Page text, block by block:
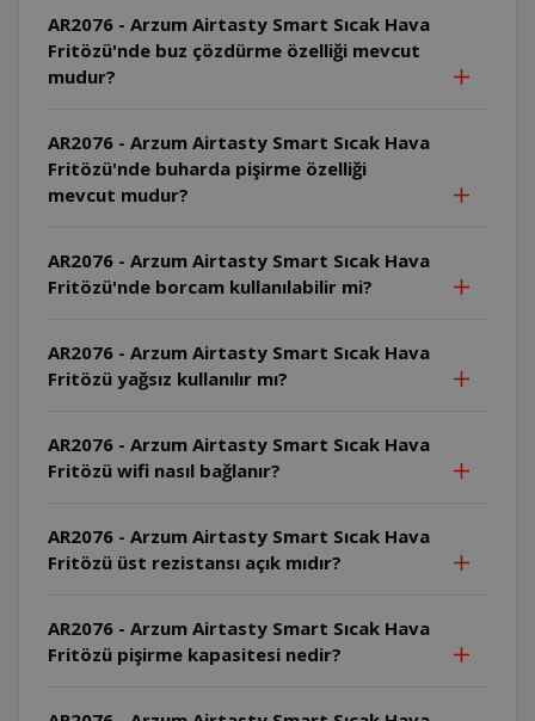
AR2076 - Arzum Airtasty Smart Sıcak Hava
Fritözü'nde buz çözdürme özelliği mevcut
mudur?
AR2076 - Arzum Airtasty Smart Sıcak Hava
Fritözü'nde buharda pişirme özelliği
mevcut mudur?
AR2076 - Arzum Airtasty Smart Sıcak Hava
Fritözü'nde borcam kullanılabilir mi?
AR2076 - Arzum Airtasty Smart Sıcak Hava
Fritözü yağsız kullanılır mı?
AR2076 - Arzum Airtasty Smart Sıcak Hava
Fritözü wifi nasıl bağlanır?
AR2076 - Arzum Airtasty Smart Sıcak Hava
Fritözü üst rezistansı açık mıdır?
AR2076 - Arzum Airtasty Smart Sıcak Hava
Fritözü pişirme kapasitesi nedir?